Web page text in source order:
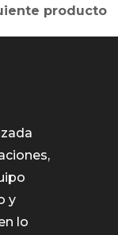
producto
y
lo